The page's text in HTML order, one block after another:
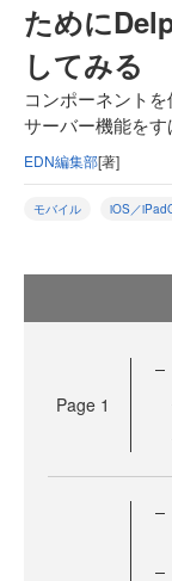
ために
してみる
コンポーネント
サーバー機能を
EDN編集部[著]
モバイル iOS／
Page 1